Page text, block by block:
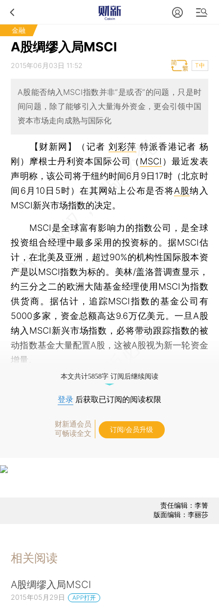
金融
A股绸缪入局MSCI
2015年06月03日 11:52 T中
A股能否纳入MSCI指数并非“是或否”的问题，只是时
间问题，除了能够引入大量海外资金，更会引领中国
资本市场走向成熟与国际化
【财新网】（记者 刘彩萍 特派香港记者 杨
刚） 摩根士丹利资本国际公司（ MSCI ）最近发表
声明称，该公司将于纽约时间6月9日17时（北京时
间6月10日5时）在其网站上公布是否将A股纳入
MSCI新兴市场指数的决定。
MSCI是全球富有影响力的指数公司，是全球
投资组合经理中最多采用的投资标的。据MSCI估
计，在北美及亚洲，超过90%的机构性国际股本资
产是以MSCI指数为标的。美林/盖洛普调查显示，
约三分之二的欧洲大陆基金经理使用MSCI为指数
供货商。据估计，追踪MSCI指数的基金公司有
5000多家，资金总额高达9.6万亿美元。一旦A股
纳入MSCI新兴市场指数，必将带动跟踪指数的被
动指数基金大量配置A股，这被A股视为新一轮资金
增量。
本文共计5858字 订阅后继续阅读
登录 后获取已订阅的阅读权限
财新通会员
可畅读全文
订阅/会员升级
责任编辑：李箐
版面编辑：李丽莎
相关阅读
A股绸缪入局MSCI
2015年05月29日 APP打开